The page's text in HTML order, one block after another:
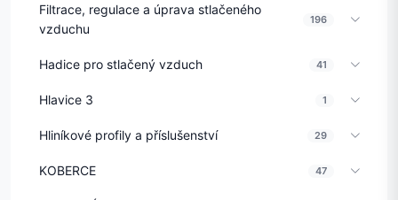
Filtrace, regulace a úprava stlačeného
vzduchu
196
Hadice pro stlačený vzduch 41
Hlavice 3 1
Hliníkové profily a příslušenství 29
KOBERCE 47